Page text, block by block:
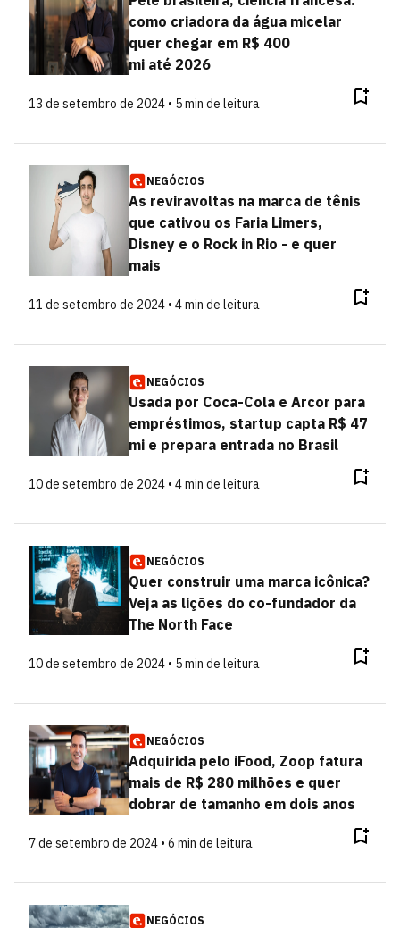
como criadora da água micelar
quer chegar em R$ 400
mi até 2026
13 de setembro de 2024 • 5 min de leitura
NEGÓCIOS
As reviravoltas na marca de tênis
que cativou os Faria Limers,
Disney e o Rock in Rio - e quer
mais
11 de setembro de 2024 • 4 min de leitura
NEGÓCIOS
Usada por Coca-Cola e Arcor para
empréstimos, startup capta R$ 47
mi e prepara entrada no Brasil
10 de setembro de 2024 • 4 min de leitura
NEGÓCIOS
Quer construir uma marca icônica?
Veja as lições do co-fundador da
The North Face
10 de setembro de 2024 • 5 min de leitura
NEGÓCIOS
Adquirida pelo iFood, Zoop fatura
mais de R$ 280 milhões e quer
dobrar de tamanho em dois anos
7 de setembro de 2024 • 6 min de leitura
NEGÓCIOS